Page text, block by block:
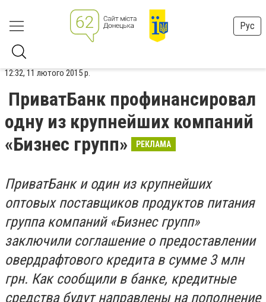
Рус
12:32, 11 лютого 2015 р.
ПриватБанк профинансировал
одну из крупнейших компаний
«Бизнес групп»
РЕКЛАМА
ПриватБанк и один из крупнейших
оптовых поставщиков продуктов питания
группа компаний «Бизнес групп»
заключили соглашение о предоставлении
овердрафтового кредита в сумме 3 млн
грн. Как сообщили в банке, кредитные
средства будут направлены на пополнение